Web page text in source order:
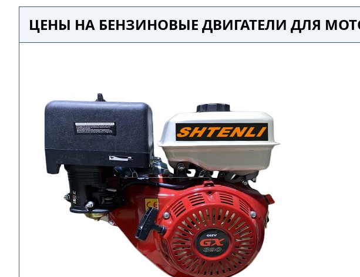
ЦЕНЫ НА БЕНЗИНОВЫЕ ДВИГАТЕЛИ ДЛЯ